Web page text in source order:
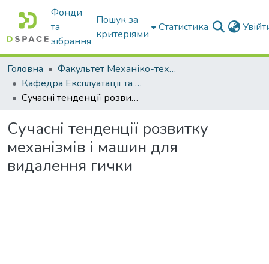
Фонди
та
зібрання
Пошук за
критеріями
Статистика
Головна
Факультет Механіко-технологічний
Кафедра Експлуатації та технічного сервісу машин
Сучасні тенденції розвитку механізмів і машин для видалення гички
Сучасні тенденції розвитку
механізмів і машин для
видалення гички